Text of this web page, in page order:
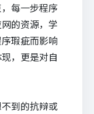
每一步程序
的资源，学
瑕疵而影响
，更是对自
到的抗辩或